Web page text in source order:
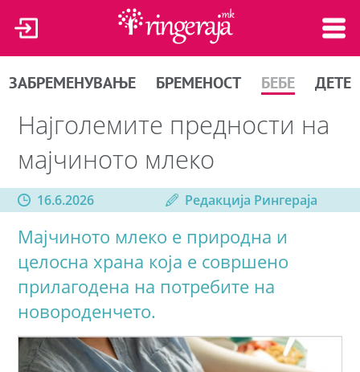
ЗАБРЕМЕНУВАЊЕ БРЕМЕНОСТ БЕБЕ ДЕТЕ
Најголемите предности на
мајчиното млеко
16.6.2026 Редакција Рингераја
Мајчиното млеко е природна и
целосна храна која е совршено
прилагодена на потребите на
новороденчето.